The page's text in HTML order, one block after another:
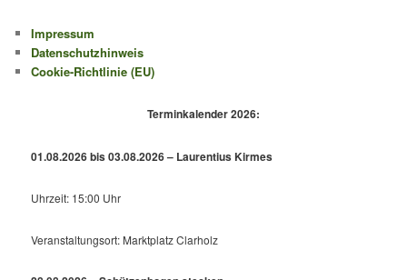
Impressum
Datenschutzhinweis
Cookie-Richtlinie (EU)
Terminkalender 2026:
01.08.2026 bis 03.08.2026 – Laurentius Kirmes
Uhrzeit: 15:00 Uhr
Veranstaltungsort: Marktplatz Clarholz